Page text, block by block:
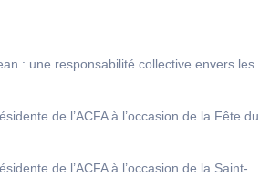
: une responsabilité collective envers les
de l’ACFA à l’occasion de la Fête du
de l’ACFA à l’occasion de la Saint-